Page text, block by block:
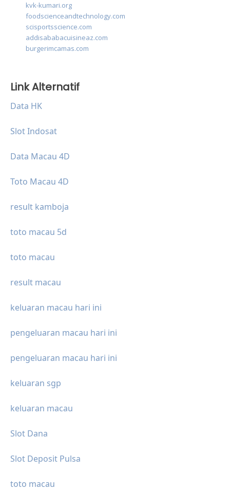
kvk-kumari.org
foodscienceandtechnology.com
scisportsscience.com
addisababacuisineaz.com
burgerimcamas.com
Link Alternatif
Data HK
Slot Indosat
Data Macau 4D
Toto Macau 4D
result kamboja
toto macau 5d
toto macau
result macau
keluaran macau hari ini
pengeluaran macau hari ini
pengeluaran macau hari ini
keluaran sgp
keluaran macau
Slot Dana
Slot Deposit Pulsa
toto macau